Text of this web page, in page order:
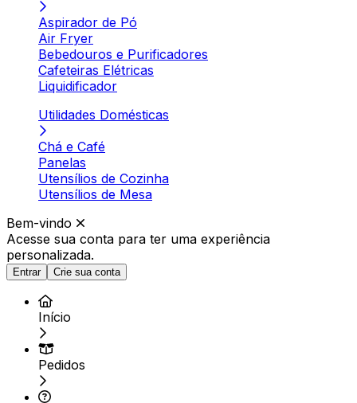
Aspirador de Pó
Air Fryer
Bebedouros e Purificadores
Cafeteiras Elétricas
Liquidificador
Utilidades Domésticas
Chá e Café
Panelas
Utensílios de Cozinha
Utensílios de Mesa
Bem-vindo
Acesse sua conta para ter uma experiência
personalizada.
Entrar Crie sua conta
Início
Pedidos